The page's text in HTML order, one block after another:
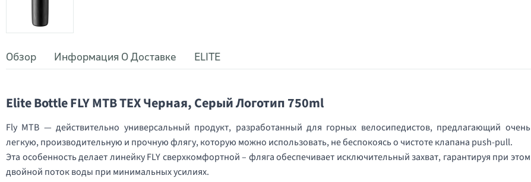
Обзор Информация О Доставке ELITE
Elite Bottle FLY MTB TEX Черная, Серый Логотип 750ml
Fly MTB — действительно универсальный продукт, разработанный для горных велосипедистов, предлагающий очень
легкую, производительную и прочную флягу, которую можно использовать, не беспокоясь о чистоте клапана push-pull.
Эта особенность делает линейку FLY сверхкомфортной – фляга обеспечивает исключительный захват, гарантируя при этом
двойной поток воды при минимальных усилиях.